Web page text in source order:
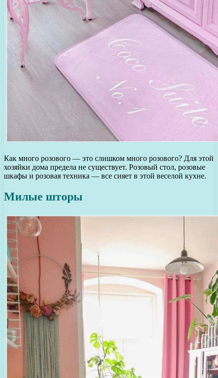
Как много розового — это слишком много розового? Для этой
хозяйки дома предела не существует. Розовый стол, розовые
шкафы и розовая техника — все сияет в этой веселой кухне.
Милые шторы